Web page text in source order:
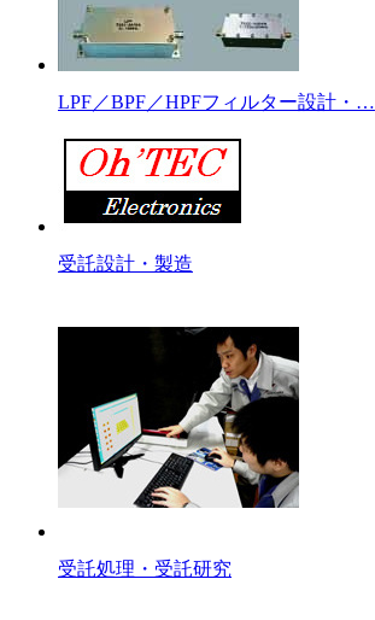
LPF／BPF／HPFフィルター設計・…
受託設計・製造
受託処理・受託研究